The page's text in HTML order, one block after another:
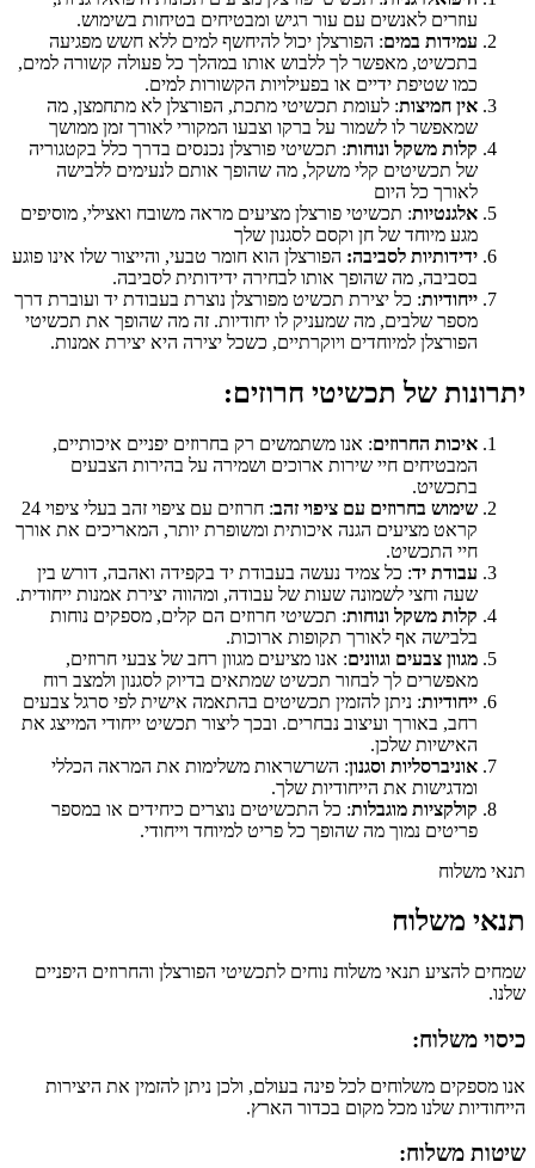
עוזרים לאנשים עם עור רגיש ומבטיחים בטיחות בשימוש.
עמידות במים: הפורצלן יכול להיחשף למים ללא חשש מפגיעה
בתכשיט, מאפשר לך ללבוש אותו במהלך כל פעולה קשורה למים,
כמו שטיפת ידיים או בפעילויות הקשורות למים.
אין חמיצות: לעומת תכשיטי מתכת, הפורצלן לא מתחמצן, מה
שמאפשר לו לשמור על ברקו וצבעו המקורי לאורך זמן ממושך
קלות משקל ונוחות: תכשיטי פורצלן נכנסים בדרך כלל בקטגוריה
של תכשיטים קלי משקל, מה שהופך אותם לנעימים ללבישה
לאורך כל היום
אלגנטיות: תכשיטי פורצלן מציעים מראה משובח ואצילי, מוסיפים
מגע מיוחד של חן וקסם לסגנון שלך
ידידותיות לסביבה: הפורצלן הוא חומר טבעי, והייצור שלו אינו פוגע
בסביבה, מה שהופך אותו לבחירה ידידותית לסביבה.
ייחודיות: כל יצירת תכשיט מפורצלן נוצרת בעבודת יד ועוברת דרך
מספר שלבים, מה שמעניק לו יחודיות. זה מה שהופך את תכשיטי
הפורצלן למיוחדים ויוקרתיים, כשכל יצירה היא יצירת אמנות.
יתרונות של תכשיטי חרוזים:
איכות החרוזים: אנו משתמשים רק בחרוזים יפניים איכותיים,
המבטיחים חיי שירות ארוכים ושמירה על בהירות הצבעים
בתכשיט.
שימוש בחרוזים עם ציפוי זהב
: חרוזים עם ציפוי זהב בעלי ציפוי 24
קראט מציעים הגנה איכותית ומשופרת יותר, המאריכים את אורך
חיי התכשיט.
עבודת יד: כל צמיד נעשה בעבודת יד בקפידה ואהבה, דורש בין
שעה וחצי לשמונה שעות של עבודה, ומהווה יצירת אמנות ייחודית.
קלות משקל ונוחות: תכשיטי חרוזים הם קלים, מספקים נוחות
בלבישה אף לאורך תקופות ארוכות.
מגוון צבעים וגוונים: אנו מציעים מגוון רחב של צבעי חרוזים,
מאפשרים לך לבחור תכשיט שמתאים בדיוק לסגנון ולמצב רוח
ייחודיות: ניתן להזמין תכשיטים בהתאמה אישית לפי סרגל צבעים
רחב, באורך ועיצוב נבחרים. ובכך ליצור תכשיט ייחודי המייצג את
האישיות שלכן.
אוניברסליות וסגנון: השרשראות משלימות את המראה הכללי
ומדגישות את הייחודיות שלך.
קולקציות מוגבלות: כל התכשיטים נוצרים כיחידים או במספר
פריטים נמוך מה שהופך כל פריט למיוחד וייחודי.
תנאי משלוח
תנאי משלוח
שמחים להציע תנאי משלוח נוחים לתכשיטי הפורצלן והחרוזים היפניים
שלנו.
כיסוי משלוח:
אנו מספקים משלוחים לכל פינה בעולם, ולכן ניתן להזמין את היצירות
הייחודיות שלנו מכל מקום בכדור הארץ.
שיטות משלוח: